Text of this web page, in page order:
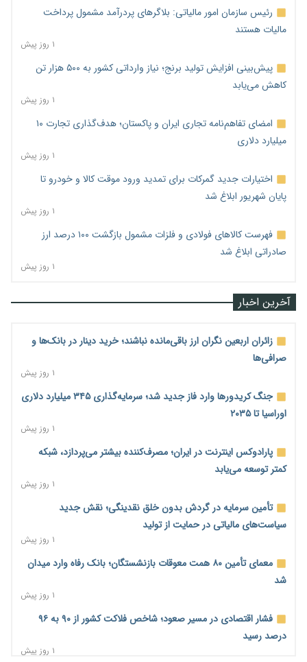
رئیس سازمان امور مالیاتی: بلاگرهای پردرآمد مشمول پرداخت
مالیات هستند
۱ روز پیش
پیش‌بینی افزایش تولید برنج؛ نیاز وارداتی کشور به ۵۰۰ هزار تن
کاهش می‌یابد
۱ روز پیش
امضای تفاهم‌نامه تجاری ایران و پاکستان؛ هدف‌گذاری تجارت ۱۰
میلیارد دلاری
۱ روز پیش
اختیارات جدید گمرکات برای تمدید ورود موقت کالا و خودرو تا
پایان شهریور ابلاغ شد
۱ روز پیش
فهرست کالاهای فولادی و فلزات مشمول بازگشت ۱۰۰ درصد ارز
صادراتی ابلاغ شد
۱ روز پیش
آخرین اخبار
زائران اربعین نگران ارز باقی‌مانده نباشند؛ خرید دینار در بانک‌ها و
صرافی‌ها
۱ روز پیش
جنگ کریدورها وارد فاز جدید شد؛ سرمایه‌گذاری ۳۴۵ میلیارد دلاری
اوراسیا تا ۲۰۳۵
۱ روز پیش
پارادوکس اینترنت در ایران؛ مصرف‌کننده بیشتر می‌پردازد، شبکه
کمتر توسعه می‌یابد
۱ روز پیش
تأمین سرمایه در گردش بدون خلق نقدینگی؛ نقش جدید
سیاست‌های مالیاتی در حمایت از تولید
۱ روز پیش
معمای تأمین ۸۰ همت معوقات بازنشستگان؛ بانک رفاه وارد میدان
شد
۱ روز پیش
فشار اقتصادی در مسیر صعود؛ شاخص فلاکت کشور از ۹۰ به ۹۶
درصد رسید
۱ روز پیش